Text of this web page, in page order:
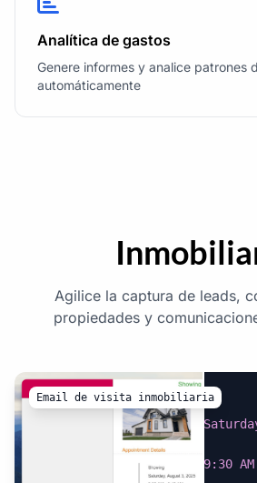
Analítica de gastos
Genere informes y analice patrones
automáticamente
Agilice la captura de leads,
propiedades y
{
"appointment_date":
"appointment_time"
"9:30
Email de visita inmobiliaria